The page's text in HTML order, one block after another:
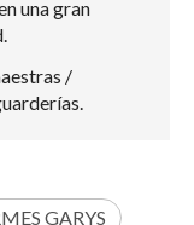
una gran
/
GARYS